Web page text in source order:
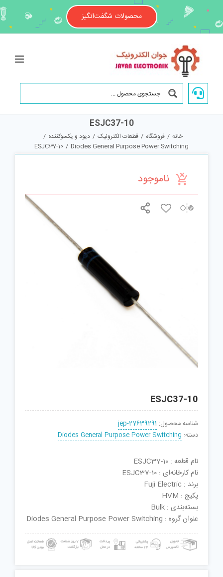
content
محصولات شگفت‌انگیز
ESJC37-10
خانه / فروشگاه / قطعات الکترونیک / دیود و یکسوکننده /
Diodes General Purpose Power Switching
/
ESJC37-10
ناموجود
ESJC37-10
شناسه محصول: jep-27639291
دسته: Diodes General Purpose Power Switching
نام قطعه : ESJC37-10
نام کارخانه‌ای : ESJC37-10
برند : Fuji Electric
پکیج : HVM
بسته‌بندی : Bulk
عنوان گروه : Diodes General Purpose Power Switching